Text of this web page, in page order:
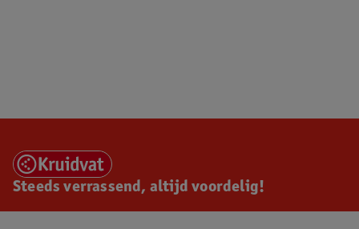
Steeds verrassend, altijd voordelig!